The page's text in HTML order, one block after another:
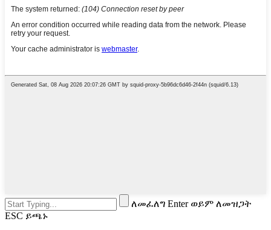
ለመፈለግ Enter ወይም ለመዝጋት
ESC ይጫኑ